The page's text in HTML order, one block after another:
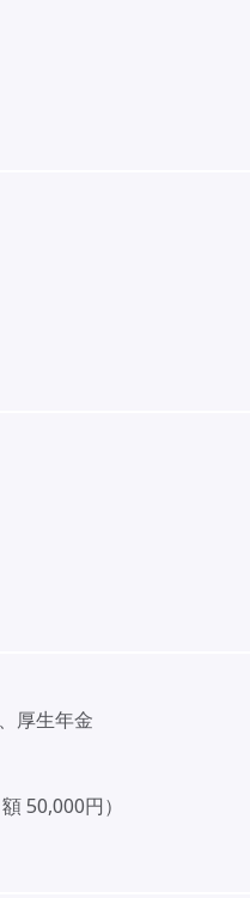
厚生年金
50,000円）